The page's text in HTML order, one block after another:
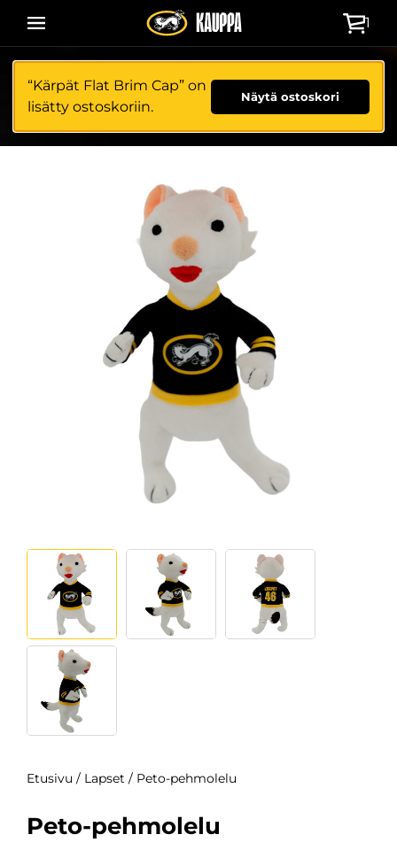
suoraan
sisältöön
1
“Kärpät Flat Brim Cap” on
lisätty ostoskoriin.
Näytä ostoskori
Etusivu / Lapset / Peto-pehmolelu
Peto-pehmolelu